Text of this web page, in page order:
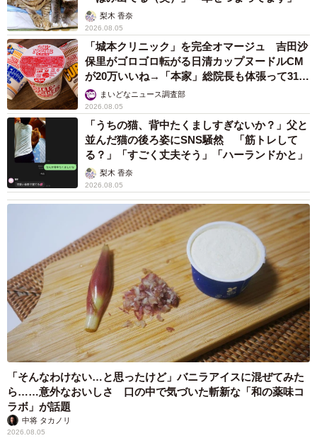
梨木 香奈
2026.08.05
「城本クリニック」を完全オマージュ 吉田沙
保里がゴロゴロ転がる日清カップヌードルCM
が20万いいね→「本家」総院長も体張って31万
いいねまいどなニュース調査部
2026.08.05
「うちの猫、背中たくましすぎないか？」父と
並んだ猫の後ろ姿にSNS騒然 「筋トレして
る？」「すごく丈夫そう」「ハーランドかと」
梨木 香奈
2026.08.05
「そんなわけない…と思ったけど」バニラアイスに混ぜてみた
ら……意外なおいしさ 口の中で気づいた斬新な「和の薬味コ
ラボ」が話題
中将 タカノリ
2026.08.05